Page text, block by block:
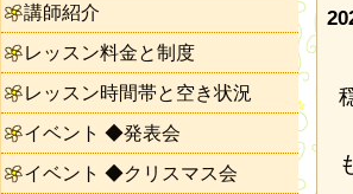
講師紹介
レッスン料金と制度
レッスン時間帯と空き状況
イベント ◆発表会
イベント ◆クリスマス会